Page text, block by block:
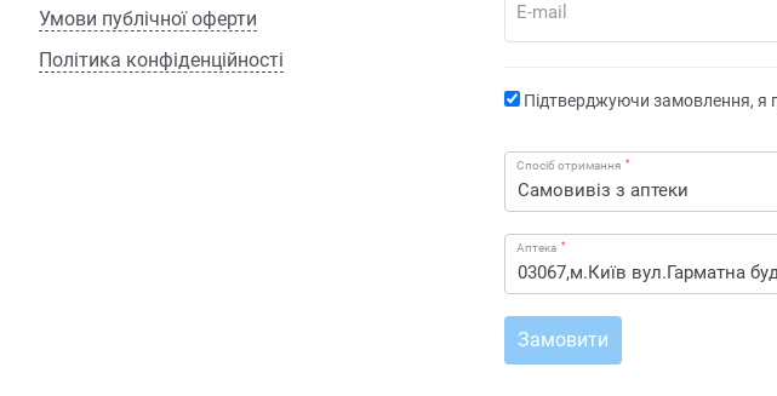
Умови публічної оферти
Політика конфіденційності
E-mail
Підтверджуючи замовлення, я
Спосіб отримання *
Аптека *
Замовити